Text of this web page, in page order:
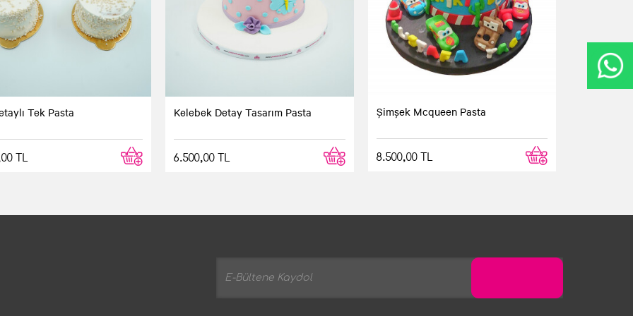
Tek Pasta
TL
Kelebek Detay Tasarım Pasta
6.500,00 TL
Şimşek Mcqueen Pasta
8.500,00 TL